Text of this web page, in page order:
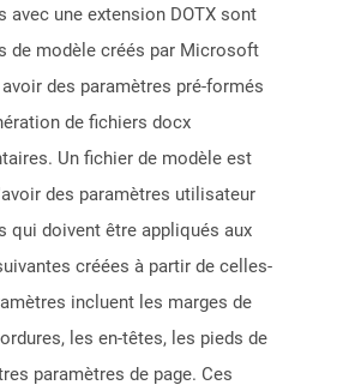
avec une extension DOTX sont
de modèle créés par Microsoft
des paramètres pré-formés
de fichiers docx
Un fichier de modèle est
des paramètres utilisateur
qui doivent être appliqués aux
créées à partir de celles-
incluent les marges de
les en-têtes, les pieds de
paramètres de page. Ces